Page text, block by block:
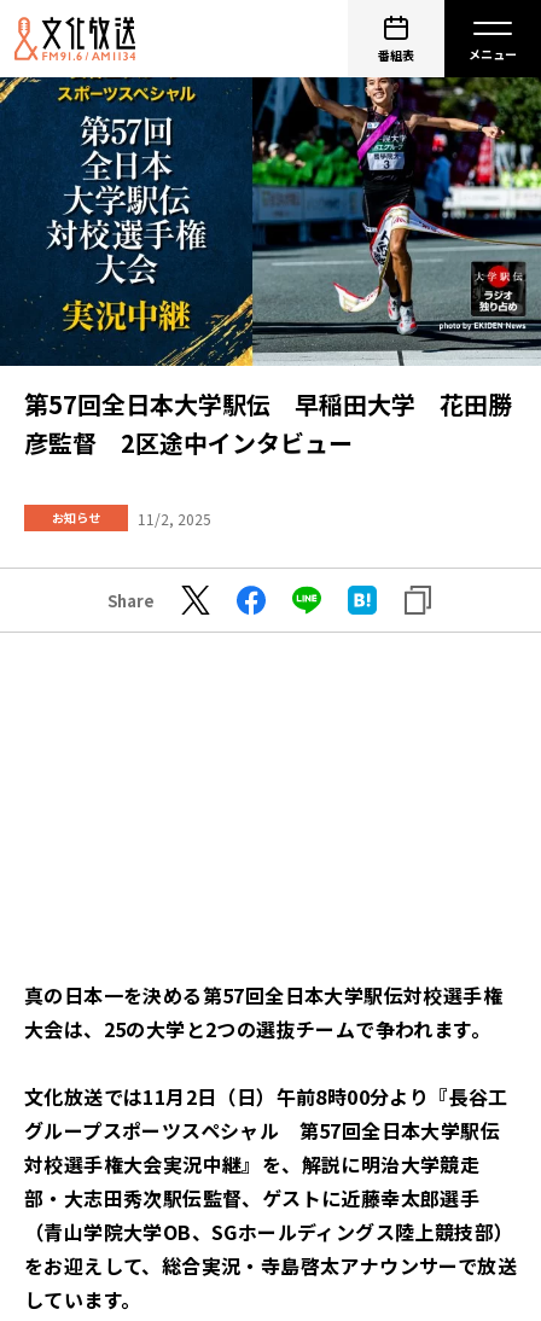
番組表
第57回全日本大学駅伝 早稲田大学 花田勝
彦監督 2区途中インタビュー
お知らせ 11/2, 2025
Share
真の日本一を決める第57回全日本大学駅伝対校選手権
大会は、25の大学と2つの選抜チームで争われます。
文化放送では11月2日（日）午前8時00分より『長谷工
グループスポーツスペシャル 第57回全日本大学駅伝
対校選手権大会実況中継』を、解説に明治大学競走
部・大志田秀次駅伝監督、ゲストに近藤幸太郎選手
（青山学院大学OB、SGホールディングス陸上競技部）
をお迎えして、総合実況・寺島啓太アナウンサーで放送
しています。